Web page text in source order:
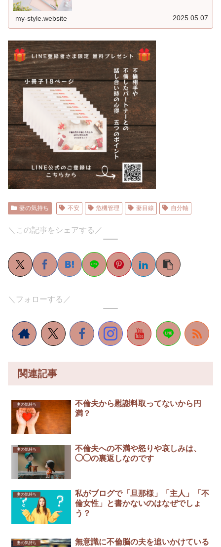
my-style.website 2025.05.07
妻の気持ち 不安 危機管理 妻目線 自分軸
＼この記事をシェアする／
＼フォローする／
関連記事
妻の気持ち
不倫夫から慰謝料取ってないから円
満？
妻の気持ち
不倫夫への不満や怒りや哀しみは、
◯◯の裏返しなのです
妻の気持ち
私がブログで「旦那様」「主人」「不
倫女性」と書かないのはなぜでしょ
う？
妻の気持ち
無意識に不倫脳の夫を追いかけている